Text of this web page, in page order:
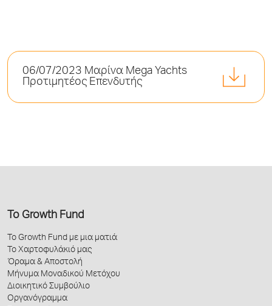
06/07/2023 Μαρίνα Mega Yachts
Προτιμητέος Επενδυτής
Το Growth Fund
Το Growth Fund με μια ματιά
Το Χαρτοφυλάκιό μας
Όραμα & Αποστολή
Μήνυμα Μοναδικού Μετόχου
Διοικητικό Συμβούλιο
Οργανόγραμμα